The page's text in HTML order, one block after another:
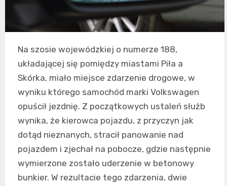
Na szosie wojewódzkiej o numerze 188,
układającej się pomiędzy miastami Piła a
Skórka, miało miejsce zdarzenie drogowe, w
wyniku którego samochód marki Volkswagen
opuścił jezdnię. Z początkowych ustaleń służb
wynika, że kierowca pojazdu, z przyczyn jak
dotąd nieznanych, stracił panowanie nad
pojazdem i zjechał na pobocze, gdzie następnie
wymierzone zostało uderzenie w betonowy
bunkier. W rezultacie tego zdarzenia, dwie